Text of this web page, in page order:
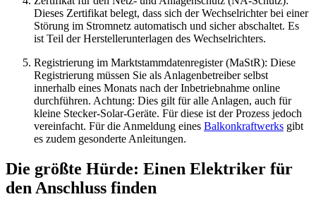
Dieses Zertifikat belegt, dass sich der Wechselrichter bei einer
Störung im Stromnetz automatisch und sicher abschaltet. Es
ist Teil der Herstellerunterlagen des Wechselrichters.
Registrierung im Marktstammdatenregister (MaStR): Diese
Registrierung müssen Sie als Anlagenbetreiber selbst
innerhalb eines Monats nach der Inbetriebnahme online
durchführen. Achtung: Dies gilt für alle Anlagen, auch für
kleine Stecker-Solar-Geräte. Für diese ist der Prozess jedoch
vereinfacht. Für die Anmeldung eines Balkonkraftwerks gibt
es zudem gesonderte Anleitungen.
Die größte Hürde: Einen Elektriker für
den Anschluss finden